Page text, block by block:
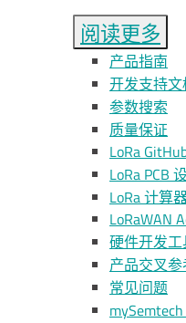
阅读更多
产品指南
开发支持文
参数搜索
质量保证
LoRa
LoRa PCB
LoRa计算
LoRaWAN
硬件开发
产品交叉
常见问题
mySemtech